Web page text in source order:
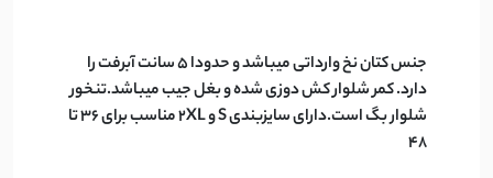
جنس کتان نخ وارداتی میباشد و حدودا 5 سانت آبرفت را
دارد. کمر شلوار کش دوزی شده و بغل جیب میباشد.تنخور
شلوار بگ است.دارای سایزبندی S و 2XL مناسب برای 36 تا
48